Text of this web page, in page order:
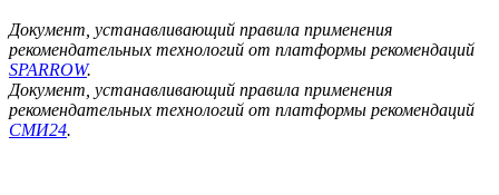
Документ, устанавливающий правила применения
рекомендательных технологий от платформы рекомендаций
SPARROW.
Документ, устанавливающий правила применения
рекомендательных технологий от платформы рекомендаций
СМИ24.